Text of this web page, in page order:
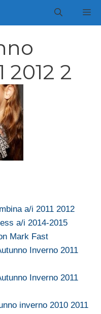
2012 2
a/i 2011 2012
a/i 2014-2015
Mark Fast
Inverno 2011
Inverno 2011
inverno 2010 2011